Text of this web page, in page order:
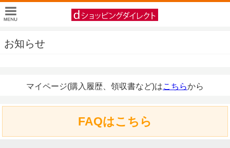
お知らせ
マイページ(購入履歴、領収書など)はこちらから
FAQはこちら